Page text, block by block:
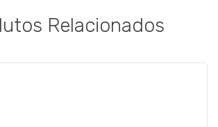
Relacionados